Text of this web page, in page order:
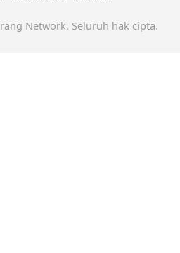
Network. Seluruh hak cipta.